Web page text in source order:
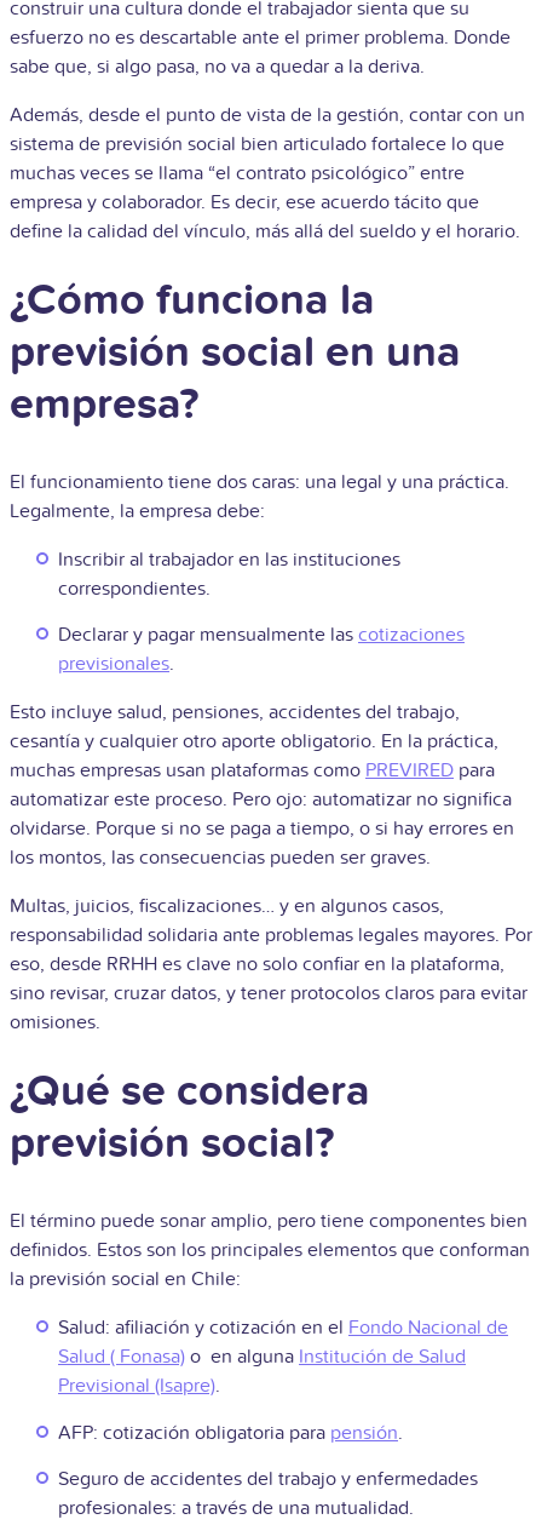
construir una cultura donde el trabajador sienta que su
esfuerzo no es descartable ante el primer problema. Donde
sabe que, si algo pasa, no va a quedar a la deriva.
Además, desde el punto de vista de la gestión, contar con un
sistema de previsión social bien articulado fortalece lo que
muchas veces se llama “el contrato psicológico” entre
empresa y colaborador. Es decir, ese acuerdo tácito que
define la calidad del vínculo, más allá del sueldo y el horario.
¿Cómo funciona la
previsión social en una
empresa?
El funcionamiento tiene dos caras: una legal y una práctica.
Legalmente, la empresa debe:
Inscribir al trabajador en las instituciones
correspondientes.
Declarar y pagar mensualmente las cotizaciones
previsionales.
Esto incluye salud, pensiones, accidentes del trabajo,
cesantía y cualquier otro aporte obligatorio. En la práctica,
muchas empresas usan plataformas como PREVIRED para
automatizar este proceso. Pero ojo: automatizar no significa
olvidarse. Porque si no se paga a tiempo, o si hay errores en
los montos, las consecuencias pueden ser graves.
Multas, juicios, fiscalizaciones… y en algunos casos,
responsabilidad solidaria ante problemas legales mayores. Por
eso, desde RRHH es clave no solo confiar en la plataforma,
sino revisar, cruzar datos, y tener protocolos claros para evitar
omisiones.
¿Qué se considera
previsión social?
El término puede sonar amplio, pero tiene componentes bien
definidos. Estos son los principales elementos que conforman
la previsión social en Chile:
Salud: afiliación y cotización en el Fondo Nacional de
Salud ( Fonasa) o en alguna Institución de Salud
Previsional (Isapre).
AFP: cotización obligatoria para pensión.
Seguro de accidentes del trabajo y enfermedades
profesionales: a través de una mutualidad.